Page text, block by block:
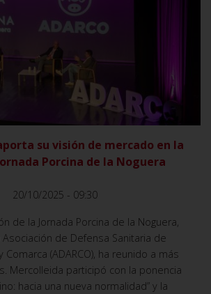
VER
su visión de mercado en la
Porcina de la Noguera
20/10/2025 - 09:30
de la Jornada Porcina de la Noguera,
de Defensa Sanitaria de
(ADARCO), ha reunido a más
Mercolleida participó con la ponencia
hacia una nueva normalidad” y la